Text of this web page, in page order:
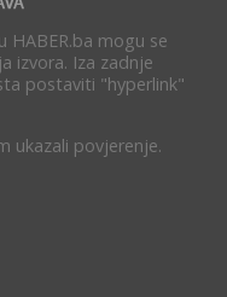
mogu se
izvora. Iza zadnje
postaviti "hyperlink"
ukazali povjerenje.